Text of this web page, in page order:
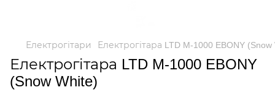
Електрогітари Електрогітара LTD M-1000 EBONY (Snow
Електрогітара LTD M-1000 EBONY
(Snow White)